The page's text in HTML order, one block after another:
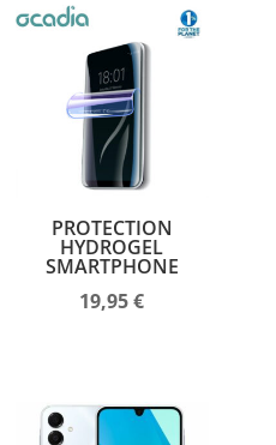
PROTECTION
HYDROGEL
SMARTPHONE
19,95€